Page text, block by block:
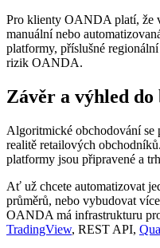
Pro klienty OANDA platí, že
manuální nebo
platformy, příslušné
rizik OANDA.
Závěr a výhled do
Algoritmické obchodování
realitě retailových
platformy jsou připravené a
Ať už chcete automatizovat
průměrů, nebo vybudovat
OANDA má infrastrukturu
TradingView, REST API,